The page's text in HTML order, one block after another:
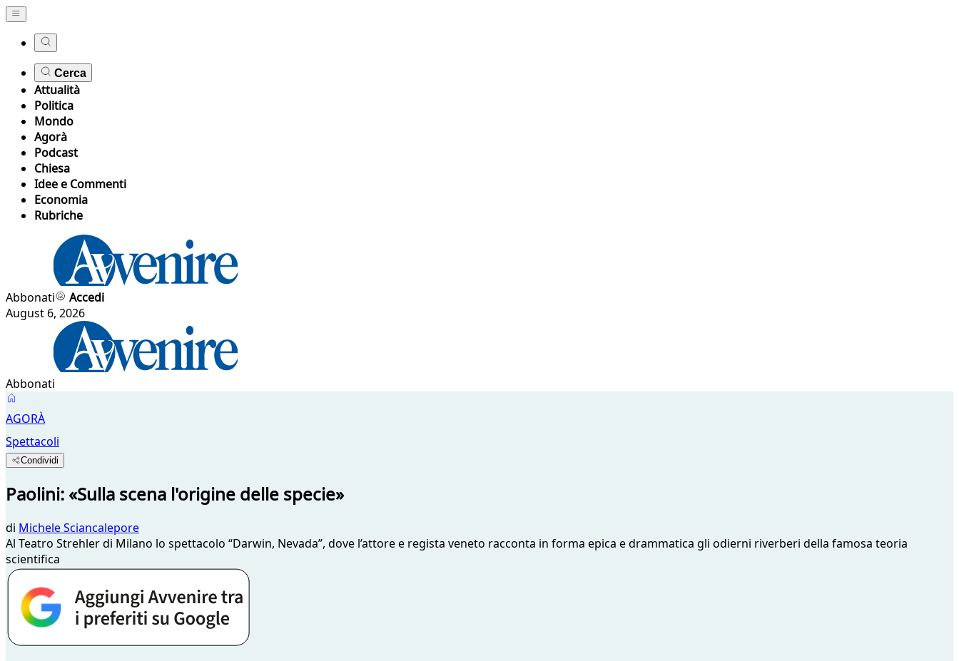
Cerca
Attualità
Politica
Mondo
Agorà
Podcast
Chiesa
Idee e Commenti
Economia
Rubriche
Abbonati
Accedi
August 6, 2026
Abbonati
AGORÀ
Spettacoli
Condividi
Paolini: «Sulla scena l'origine delle specie»
di Michele Sciancalepore
Al Teatro Strehler di Milano lo spettacolo “Darwin, Nevada”, dove l’attore e regista veneto racconta in forma epica e drammatica gli odierni riverberi della famosa teoria
scientifica